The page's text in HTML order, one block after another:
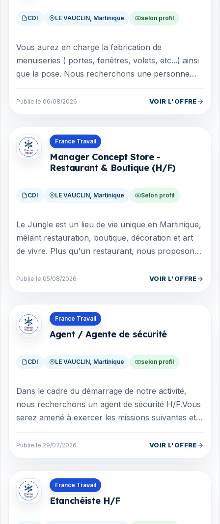
CDI LE VAUCLIN, Martinique selon profil
Vous aurez en charge la fabrication de
menuiseries ( portes, fenêtres, volets, etc...) ainsi
que la pose. Nous recherchons une personne
Publie le 06/08/2026 VOIR L'OFFRE
France Travail
Manager Concept Store -
Restaurant & Boutique (H/F)
CDI LE VAUCLIN, Martinique Selon profil
Le Jungle est un lieu de vie unique en Martinique,
mêlant restauration, boutique, décoration et art
de vivre. Plus qu'un restaurant, nous proposons
Publie le 05/08/2026 VOIR L'OFFRE
Offres en Martinique
France Travail
Agent / Agente de sécurité
CDI LE VAUCLIN, Martinique selon profil
Dans le cadre du démarrage de notre activité,
nous recherchons un agent de sécurité H/F.Vous
serez amené à exercer les missions suivantes et
Publie le 29/07/2026 VOIR L'OFFRE
Offres en Martinique
France Travail
Etanchéiste H/F
Offres en Martinique